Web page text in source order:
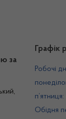
за
Графік
Робочі
Обідня